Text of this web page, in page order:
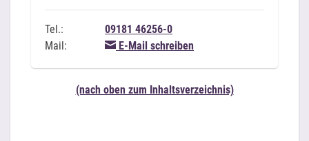
Tel.:
09181 46256-0
Mail:
E-Mail schreiben
(nach oben zum Inhaltsverzeichnis)